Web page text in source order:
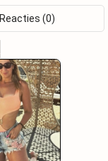
Reacties (0)